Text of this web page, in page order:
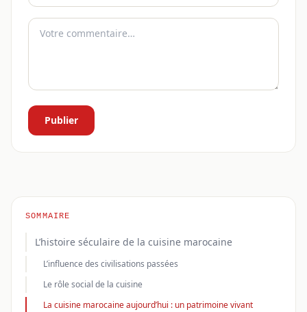
Publier
SOMMAIRE
L’histoire séculaire de la cuisine marocaine
L’influence des civilisations passées
Le rôle social de la cuisine
La cuisine marocaine aujourd’hui : un patrimoine vivant